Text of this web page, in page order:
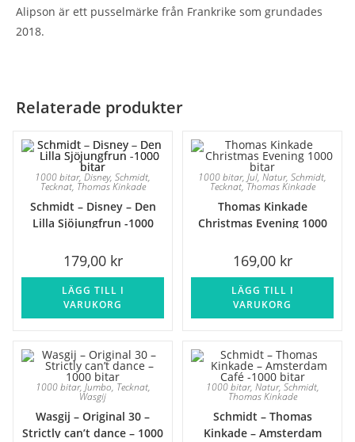
Alipson är ett pusselmärke från Frankrike som grundades
2018.
Relaterade produkter
1000 bitar, Disney, Schmidt,
Tecknat, Thomas Kinkade
Schmidt – Disney – Den
Lilla Sjöjungfrun -1000
179,00 kr
LÄGG TILL I
VARUKORG
1000 bitar, Jul, Natur, Schmidt,
Tecknat,Thomas Kinkade
Thomas Kinkade
Christmas Evening 1000
169,00 kr
LÄGG TILL I
VARUKORG
1000 bitar, Jumbo, Tecknat,
Wasgij
Wasgij – Original 30 –
Strictly can’t dance – 1000
1000 bitar, Natur, Schmidt,
Thomas Kinkade
Schmidt – Thomas
Kinkade – Amsterdam